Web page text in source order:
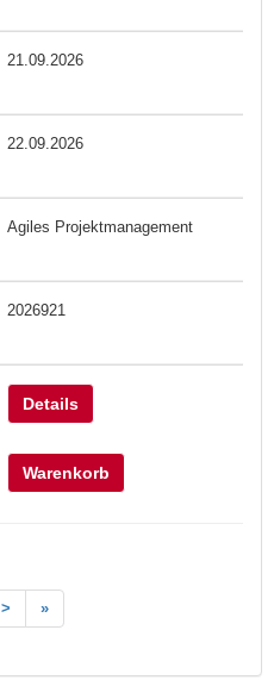
21.09.2026
22.09.2026
Agiles Projektmanagement
2026921
Details
Warenkorb
> »